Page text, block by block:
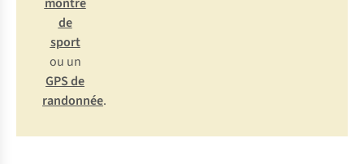
de
sport
ou un
GPS de
randonnée.